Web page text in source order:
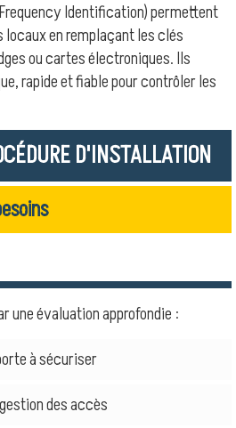
Frequency Identification) permettent
en remplaçant les clés
ou cartes électroniques. Ils
rapide et fiable pour contrôler les
D'INSTALLATION
une évaluation approfondie :
à sécuriser
des accès